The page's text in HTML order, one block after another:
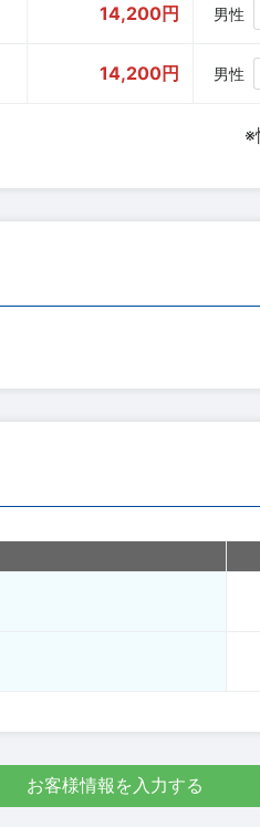
14,200円 男性
14,200円 男性
※
お客様情報を入力する